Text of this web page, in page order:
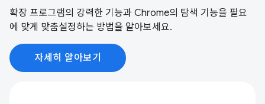
확장 프로그램의 강력한 기능과 Chrome의 탐색 기능을 필요
에 맞게 맞춤설정하는 방법을 알아보세요.
자세히 알아보기